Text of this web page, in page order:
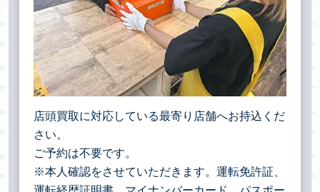
店頭買取に対応している最寄り店舗へお持込くだ
さい。
ご予約は不要です。
※本人確認をさせていただきます。運転免許証、